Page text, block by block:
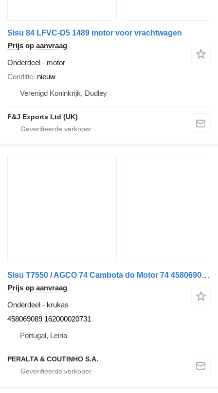
Sisu 84 LFVC-D5 1489 motor voor vrachtwagen
Prijs op aanvraag
Onderdeel - motor
Conditie nieuw
Verenigd Koninkrijk, Dudley
F&J Exports Ltd (UK)
Sisu T7550 / AGCO 74 Cambota do Motor 74 458069089 krukas voor Sisu vrachtwagen
Prijs op aanvraag
Onderdeel - krukas
458069089 162000020731
Portugal, Leiria
PERALTA & COUTINHO S.A.